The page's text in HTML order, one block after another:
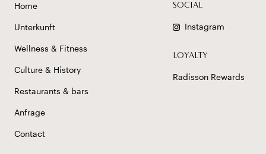
Home
Unterkunft
Wellness & Fitness
Culture & History
Restaurants & bars
Anfrage
Contact
SOCIAL
Instagram
LOYALTY
Radisson Rewards